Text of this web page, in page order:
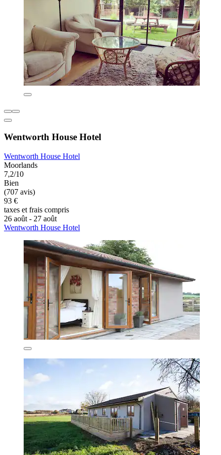
Wentworth House Hotel
Wentworth House Hotel
Moorlands
7,2/10
Bien
(707 avis)
93 €
taxes et frais compris
26 août - 27 août
Wentworth House Hotel